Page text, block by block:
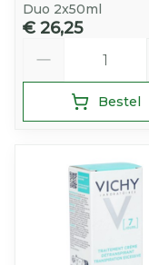
Duo 2x50ml
€ 26,25
Bestel